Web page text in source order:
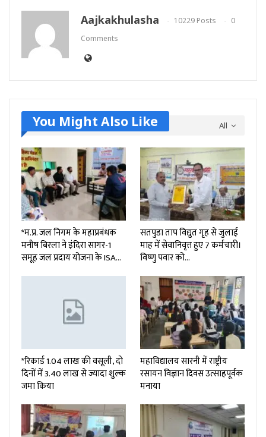
Aajkakhulasha 10229 Posts
0
Comments
All
You Might Also Like
*म.प्र. जल निगम के महाप्रबंधक
मनीष बिरला ने इंदिरा सागर-1
समूह जल प्रदाय योजना के ISA…
सतपुडा ताप विद्युत गृह से जुलाई
माह में सेवानिवृत्त हुए 7 कर्मचारी।
विष्णु पवार को…
*रिकार्ड 1.04 लाख की वसूली, दो
दिनों में 3.40 लाख से ज्यादा शुल्क
जमा किया
महाविद्यालय सारनी में राष्ट्रीय
रसायन विज्ञान दिवस उत्साहपूर्वक
मनाया